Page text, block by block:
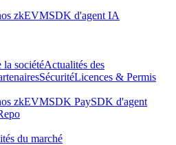
zkEVMSDK d'agent IA
la sociétéActualités des
SécuritéLicences & Permis
zkEVMSDK PaySDK d'agent
du marché